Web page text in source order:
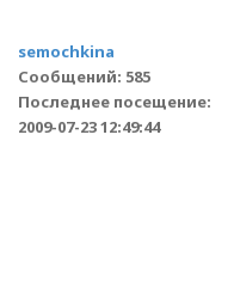
semochkina
Сообщений: 585
Последнее посещение:
2009-07-23 12:49:44